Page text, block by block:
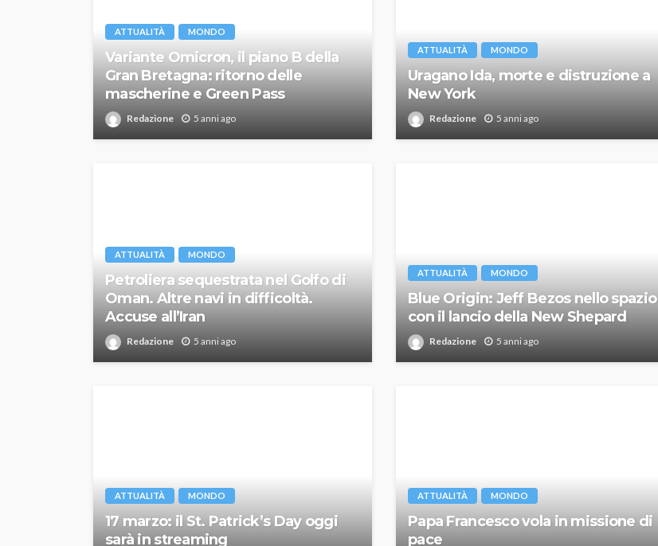
ATTUALITÀ MONDO
Variante Omicron, il piano B della
Gran Bretagna: ritorno delle
mascherine e Green Pass
Redazione 5 anni ago
ATTUALITÀ MONDO
Uragano Ida, morte e distruzione a
New York
Redazione 5 anni ago
ATTUALITÀ MONDO
Petroliera sequestrata nel Golfo di
Oman. Altre navi in difficoltà.
Accuse all’Iran
Redazione 5 anni ago
ATTUALITÀ MONDO
Blue Origin: Jeff Bezos nello spazio
con il lancio della New Shepard
Redazione 5 anni ago
ATTUALITÀ MONDO
17 marzo: il St. Patrick’s Day oggi
sarà in streaming
ATTUALITÀ MONDO
Papa Francesco vola in missione di
pace